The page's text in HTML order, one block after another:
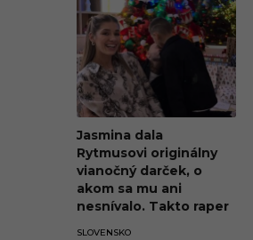
Jasmina dala
Rytmusovi originálny
vianočný darček, o
akom sa mu ani
nesnívalo. Takto raper
SLOVENSKO